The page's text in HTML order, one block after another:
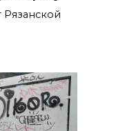
Рязанской